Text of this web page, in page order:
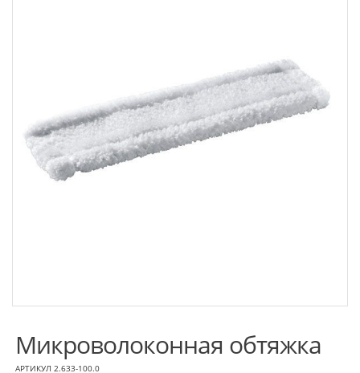
Микроволоконная обтяжка
АРТИКУЛ 2.633-100.0